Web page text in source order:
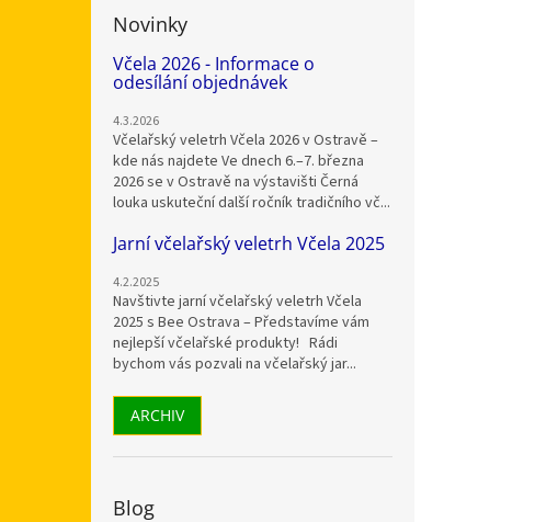
Novinky
Včela 2026 - Informace o
odesílání objednávek
4.3.2026
Včelařský veletrh Včela 2026 v Ostravě –
kde nás najdete Ve dnech 6.–7. března
2026 se v Ostravě na výstavišti Černá
louka uskuteční další ročník tradičního vč...
Jarní včelařský veletrh Včela 2025
4.2.2025
Navštivte jarní včelařský veletrh Včela
2025 s Bee Ostrava – Představíme vám
nejlepší včelařské produkty! Rádi
bychom vás pozvali na včelařský jar...
ARCHIV
Blog